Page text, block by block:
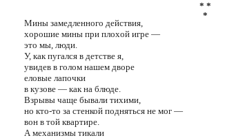
* *
*
Мины замедленного действия,
хорошие мины при плохой игре —
это мы, люди.
У, как пугался в детстве я,
увидев в голом нашем дворе
еловые лапочки
в кузове — как на блюде.
Взрывы чаще бывали тихими,
но кто-то за стенкой подняться не мог —
вон в той квартире.
А механизмы тикали